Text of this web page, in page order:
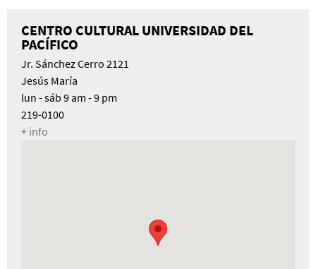
CENTRO CULTURAL UNIVERSIDAD DEL
PACÍFICO
Jr. Sánchez Cerro 2121
Jesús María
lun - sáb 9 am - 9 pm
219-0100
+ info